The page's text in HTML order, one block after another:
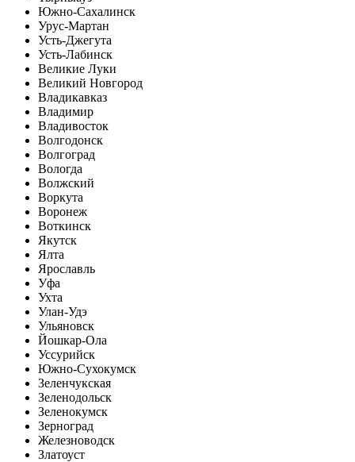
Южно-Сахалинск
Урус-Мартан
Усть-Джегута
Усть-Лабинск
Великие Луки
Великий Новгород
Владикавказ
Владимир
Владивосток
Волгодонск
Волгоград
Вологда
Волжский
Воркута
Воронеж
Воткинск
Якутск
Ялта
Ярославль
Уфа
Ухта
Улан-Удэ
Ульяновск
Йошкар-Ола
Уссурийск
Южно-Сухокумск
Зеленчукская
Зеленодольск
Зеленокумск
Зерноград
Железноводск
Златоуст